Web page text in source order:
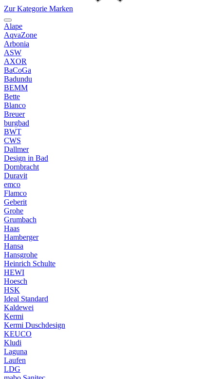
Zur Kategorie Marken
Alape
AqvaZone
Arbonia
ASW
AXOR
BaCoGa
Badundu
BEMM
Bette
Blanco
Breuer
burgbad
BWT
CWS
Dallmer
Design in Bad
Dornbracht
Duravit
emco
Flamco
Geberit
Grohe
Grumbach
Haas
Hamberger
Hansa
Hansgrohe
Heinrich Schulte
HEWI
Hoesch
HSK
Ideal Standard
Kaldewei
Kermi
Kermi Duschdesign
KEUCO
Kludi
Laguna
Laufen
LDG